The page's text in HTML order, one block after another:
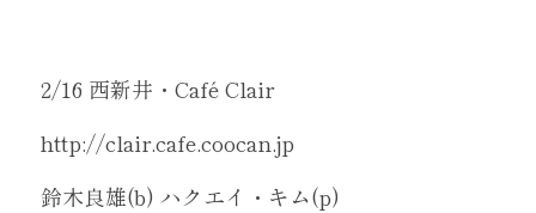
2/16 西新井・Café Clair
http://clair.cafe.coocan.jp
鈴木良雄(b) ハクエイ・キム(p)